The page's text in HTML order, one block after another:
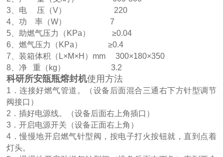
3、电 压（V） 220
4、功 率（W） 7
5、助燃气压力（KPa） ≥0.04
6、燃气压力（KPa） ≥0.4
7、装箱体积（L×M×H）mm 300×180×350
8、净 重（kg） 3.2
科研所安瓿瓶熔封机使用方法
1 ．连接好燃气管道。（设备后面混合三通右下方针型调节
阀接口）
2．插好电源线。（设备后面右上角插口）
3．开启电源开关（设备正面右上角）
4．慢慢地开启燃气针型阀，按电子打火按钮就，直到点着
灯头。